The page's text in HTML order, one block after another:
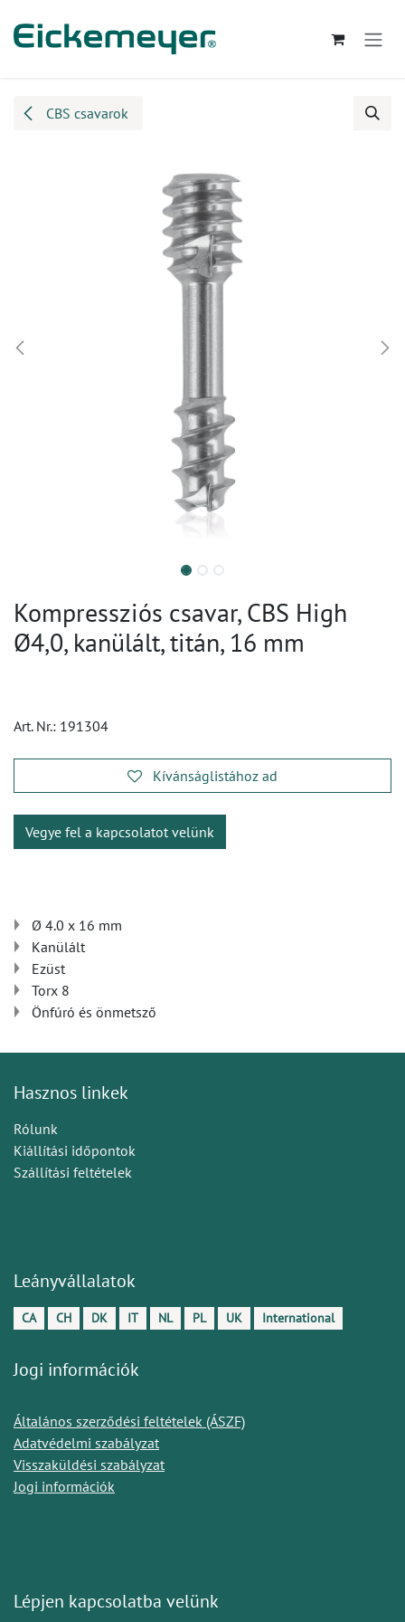
CBS csavarok
Kompressziós csavar, CBS High
Ø4,0, kanülált, titán, 16 mm
Art. Nr.: 191304
Kívánságlistához ad
Vegye fel a kapcsolatot velünk
Ø 4.0 x 16 mm
Kanülált
Ezüst
Torx 8
Önfúró és önmetsző
Hasznos linkek
Rólunk
Kiállítási időpontok
Szállítási feltételek
Leányvállalatok
CA CH DK IT NL PL UK International
Jogi információk
Általános szerződési feltételek (ÁSZF)
Adatvédelmi szabályzat
Visszaküldési szabályzat
Jogi információk
Lépjen kapcsolatba velünk